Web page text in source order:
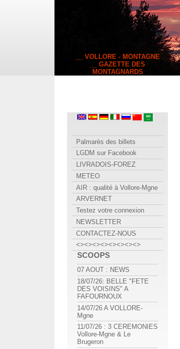
__ VOLLORE - MONTAGNE
__ GAZETTE DES
MONTAGNARDS
Palmarès des billets
LGDM sur Facebook
LIVRADOIS-FOREZ
METEO
AIR : qualité à Vollore-Mgne
ARVERNET
Testez votre connexion
NEWSLETTER
CONTACTEZ-NOUS
<><><><><><><><>
SCOOPS
07 AOUT : NEWS
18/07/26: BELLE "FETE
DES VOISINS" A
FAFOURNOUX
14/07/26 A VOLLORE-
Mgne
11/07/26 : 3 CEREMONIES
Vollore-Mgne & Le
Brugeron